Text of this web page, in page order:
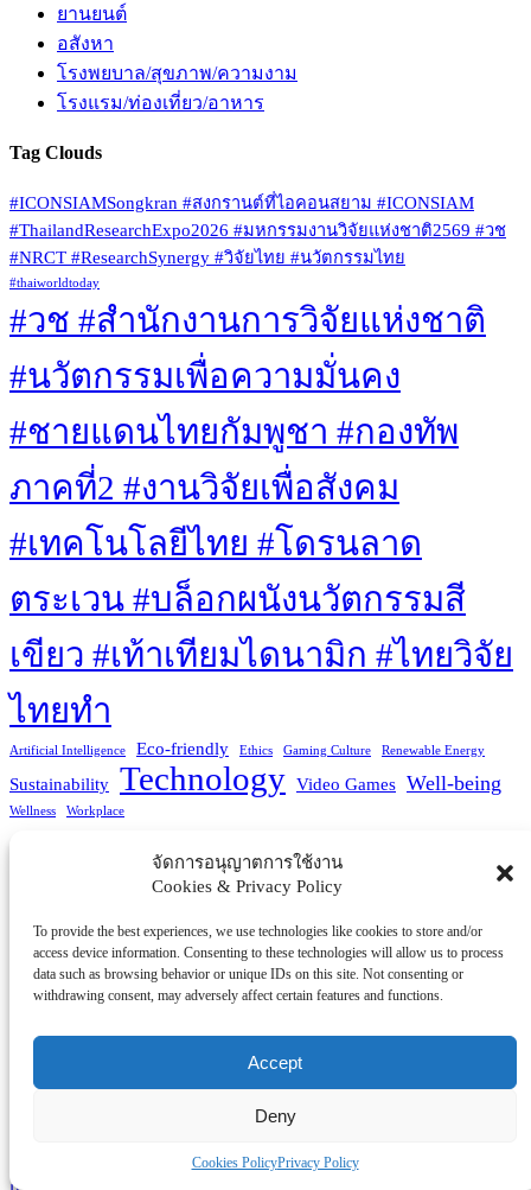
จัดการอนุญาตการใช้งาน
Cookies & Privacy Policy
To provide the best experiences, we use technologies like cookies to store and/or
access device information. Consenting to these technologies will allow us to process
data such as browsing behavior or unique IDs on this site. Not consenting or
withdrawing consent, may adversely affect certain features and functions.
Accept
Deny
Cookies PolicyPrivacy Policy
ยานยนต์
อสังหา
โรงพยบาล/สุขภาพ/ความงาม
โรงแรม/ท่องเที่ยว/อาหาร
Tag Clouds
#ICONSIAMSongkran #สงกรานต์ที่ไอคอนสยาม #ICONSIAM
#ThailandResearchExpo2026 #มหกรรมงานวิจัยแห่งชาติ2569 #วช
#NRCT #ResearchSynergy #วิจัยไทย #นวัตกรรมไทย
#thaiworldtoday
#วช #สำนักงานการวิจัยแห่งชาติ
#นวัตกรรมเพื่อความมั่นคง
#ชายแดนไทยกัมพูชา #กองทัพ
ภาคที่2 #งานวิจัยเพื่อสังคม
#เทคโนโลยีไทย #โดรนลาด
ตระเวน #บล็อกผนังนวัตกรรมสี
เขียว #เท้าเทียมไดนามิก #ไทยวิจัย
ไทยทำ
Artificial Intelligence Eco-friendly Ethics Gaming Culture Renewable Energy
Sustainability Technology Video Games Well-being
Wellness Workplace
Thailand LAB INTERNATIONAL 2026 ผนึก Bio+HealthTech
และ FutureCHEM ดัน AI ยกระดับวิทยาศาสตร์-สุขภาพไทย สู่
August 6, 2026